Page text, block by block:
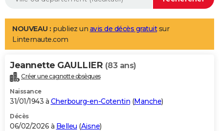
Aménagement intérieur
LIFESTYLE
Art de vivre
Bien-être
Loisirs
Mode
Modes de vie
Alimentation
Guide de la santé
Maladies
Médicaments
Sommeil
VOYAGE
Destinations
City break
Voyage nature
Voyage de noces
Forum
Climat
+PHOTO
GUIDES D'ACHAT
BONS PLANS
NOUVEAU : publiez un avis de décès gratuitsur
Linternaute.com
Jeannette GAULLIER (83 ans)
Créer une cagnotte obsèques
Naissance
31/01/1943 à Cherbourg-en-Cotentin (Manche)
Décès
06/02/2026 à Belleu (Aisne)